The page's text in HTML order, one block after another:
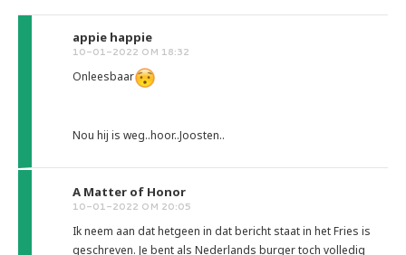
appie happie
10-01-2022 OM 18:32
Onleesbaar
Nou hij is weg..hoor..Joosten..
A Matter of Honor
10-01-2022 OM 20:05
Ik neem aan dat hetgeen in dat bericht staat in het Fries is
geschreven. Je bent als Nederlands burger toch volledig